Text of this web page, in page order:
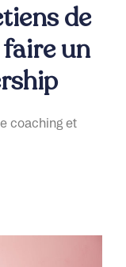
de
un
coaching et